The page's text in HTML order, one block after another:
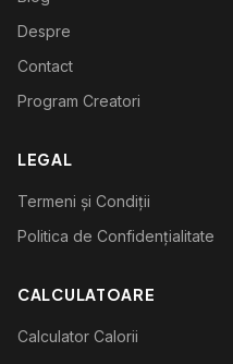
Despre
Contact
Program Creatori
LEGAL
Termeni și Condiții
Politica de Confidențialitate
CALCULATOARE
Calculator Calorii